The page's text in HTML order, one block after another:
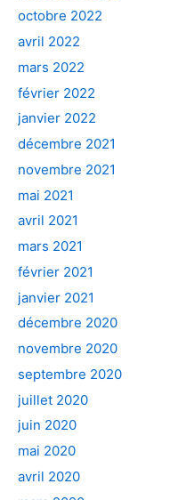
octobre 2022
avril 2022
mars 2022
février 2022
janvier 2022
décembre 2021
novembre 2021
mai 2021
avril 2021
mars 2021
février 2021
janvier 2021
décembre 2020
novembre 2020
septembre 2020
juillet 2020
juin 2020
mai 2020
avril 2020